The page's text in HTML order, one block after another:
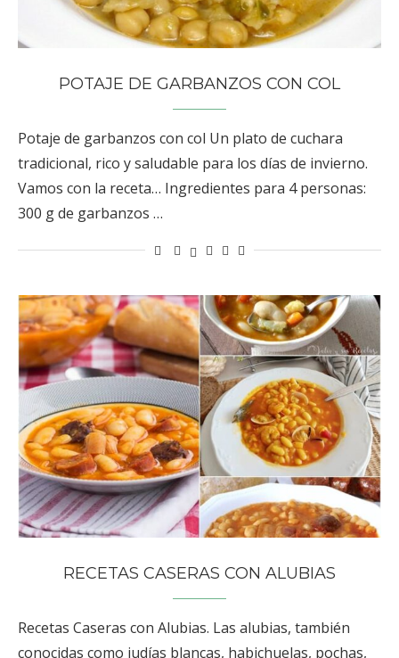
POTAJE DE GARBANZOS CON COL
Potaje de garbanzos con col Un plato de cuchara
tradicional, rico y saludable para los días de invierno.
Vamos con la receta… Ingredientes para 4 personas:
300 g de garbanzos …
RECETAS CASERAS CON ALUBIAS
Recetas Caseras con Alubias. Las alubias, también
conocidas como judías blancas, habichuelas, pochas,